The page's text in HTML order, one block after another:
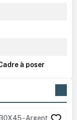
à poser